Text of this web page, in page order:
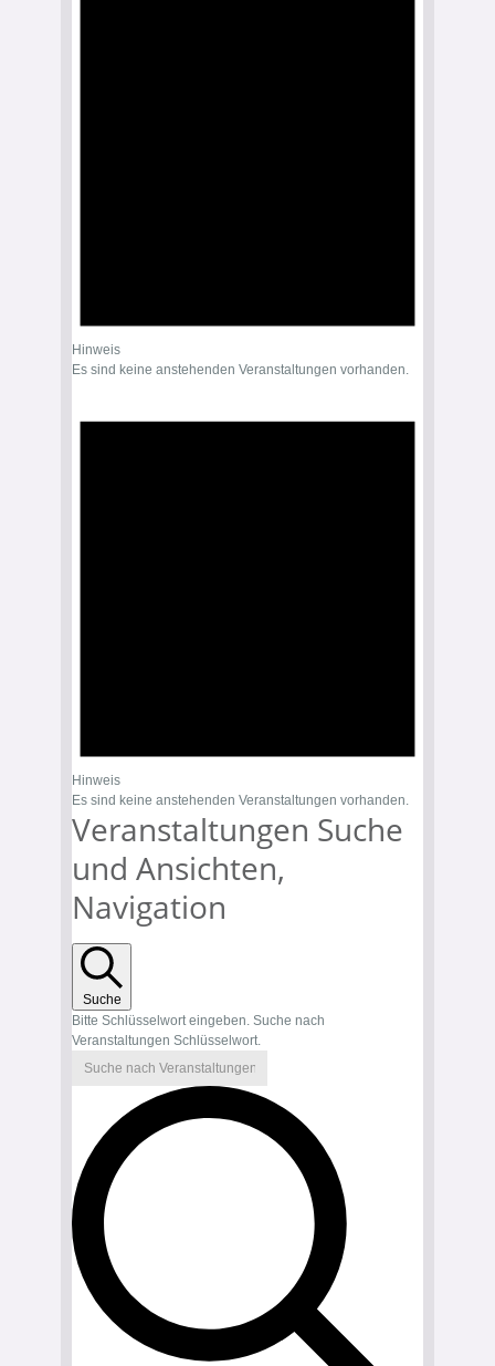
Hinweis
Es sind keine anstehenden Veranstaltungen vorhanden.
Hinweis
Es sind keine anstehenden Veranstaltungen vorhanden.
Veranstaltungen Suche
und Ansichten,
Navigation
Suche
Bitte Schlüsselwort eingeben. Suche nach
Veranstaltungen Schlüsselwort.